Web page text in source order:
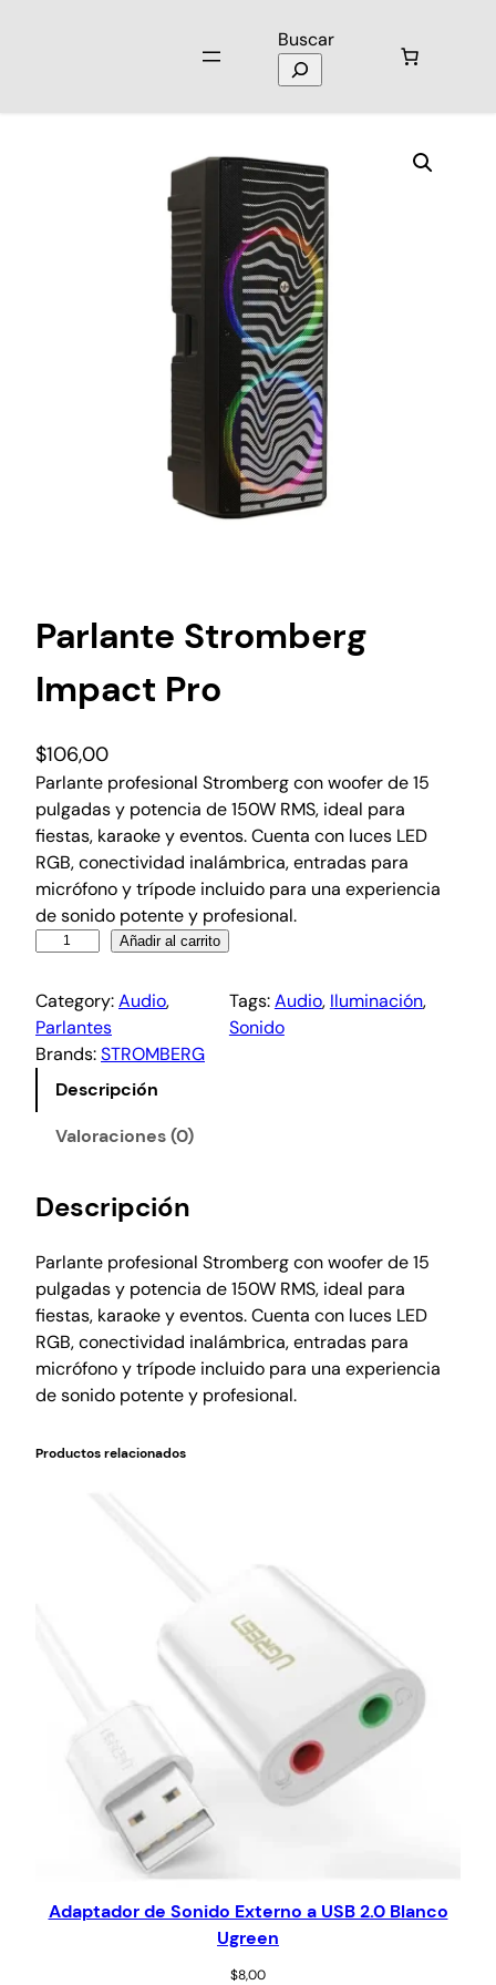
Buscar
Parlante Stromberg
Impact Pro
$106,00
Parlante profesional Stromberg con woofer de 15
pulgadas y potencia de 150W RMS, ideal para
fiestas, karaoke y eventos. Cuenta con luces LED
RGB, conectividad inalámbrica, entradas para
micrófono y trípode incluido para una experiencia
de sonido potente y profesional.
Añadir al carrito
Category:Audio
Parlantes
Tags:Audio, Iluminación,
Sonido
Brands:STROMBERG
Descripción
Valoraciones (0)
Descripción
Parlante profesional Stromberg con woofer de 15
pulgadas y potencia de 150W RMS, ideal para
fiestas, karaoke y eventos. Cuenta con luces LED
RGB, conectividad inalámbrica, entradas para
micrófono y trípode incluido para una experiencia
de sonido potente y profesional.
Productos relacionados
Adaptador de Sonido Externo a USB 2.0 Blanco
Ugreen
$8,00